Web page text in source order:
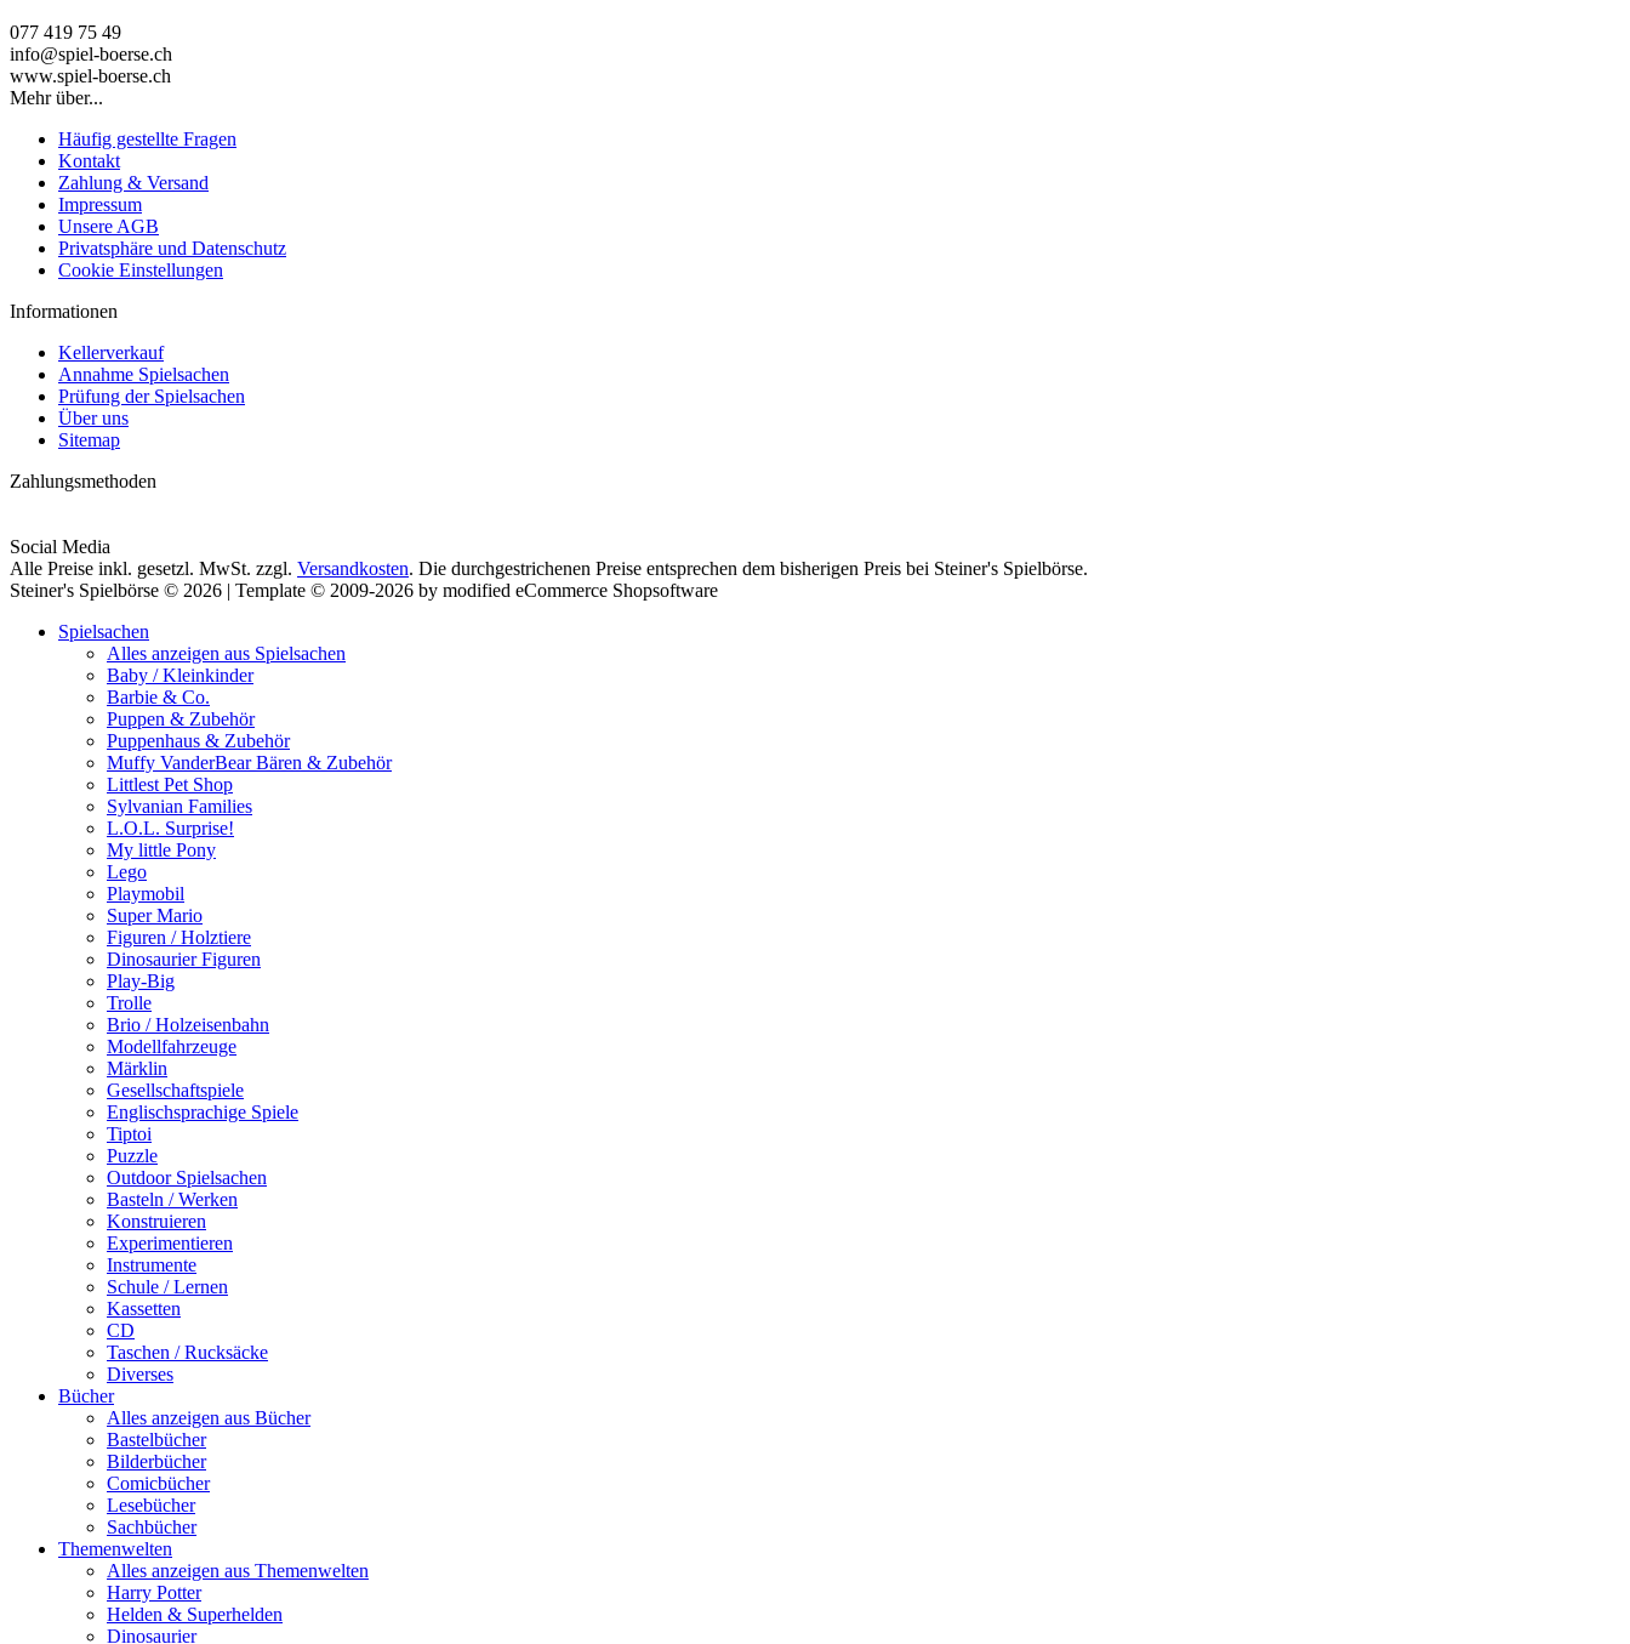
077 419 75 49
info@spiel-boerse.ch
www.spiel-boerse.ch
Mehr über...
Häufig gestellte Fragen
Kontakt
Zahlung & Versand
Impressum
Unsere AGB
Privatsphäre und Datenschutz
Cookie Einstellungen
Informationen
Kellerverkauf
Annahme Spielsachen
Prüfung der Spielsachen
Über uns
Sitemap
Zahlungsmethoden
Social Media
Alle Preise inkl. gesetzl. MwSt. zzgl. Versandkosten. Die durchgestrichenen Preise entsprechen dem bisherigen Preis bei Steiner's Spielbörse.
Steiner's Spielbörse © 2026 | Template © 2009-2026 by modified eCommerce Shopsoftware
Spielsachen
Alles anzeigen aus Spielsachen
Baby / Kleinkinder
Barbie & Co.
Puppen & Zubehör
Puppenhaus & Zubehör
Muffy VanderBear Bären & Zubehör
Littlest Pet Shop
Sylvanian Families
L.O.L. Surprise!
My little Pony
Lego
Playmobil
Super Mario
Figuren / Holztiere
Dinosaurier Figuren
Play-Big
Trolle
Brio / Holzeisenbahn
Modellfahrzeuge
Märklin
Gesellschaftspiele
Englischsprachige Spiele
Tiptoi
Puzzle
Outdoor Spielsachen
Basteln / Werken
Konstruieren
Experimentieren
Instrumente
Schule / Lernen
Kassetten
CD
Taschen / Rucksäcke
Diverses
Bücher
Alles anzeigen aus Bücher
Bastelbücher
Bilderbücher
Comicbücher
Lesebücher
Sachbücher
Themenwelten
Alles anzeigen aus Themenwelten
Harry Potter
Helden & Superhelden
Dinosaurier